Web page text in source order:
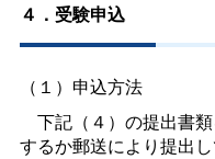
４．受験申込
（１）申込方法
下記（４）の提出書
するか郵送により提出し